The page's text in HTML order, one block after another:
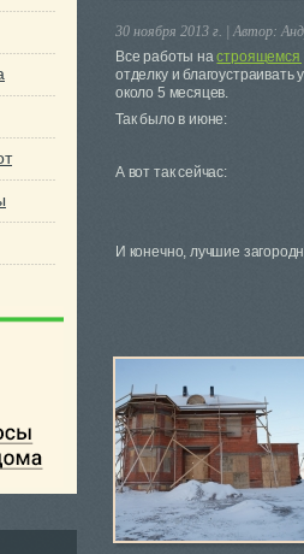
30 ноября 2013 г. | Автор:
Все работы настроящемся
отделку и
около 5 месяцев.
Так было в июне:
А вот так сейчас:
И конечно, лучшие